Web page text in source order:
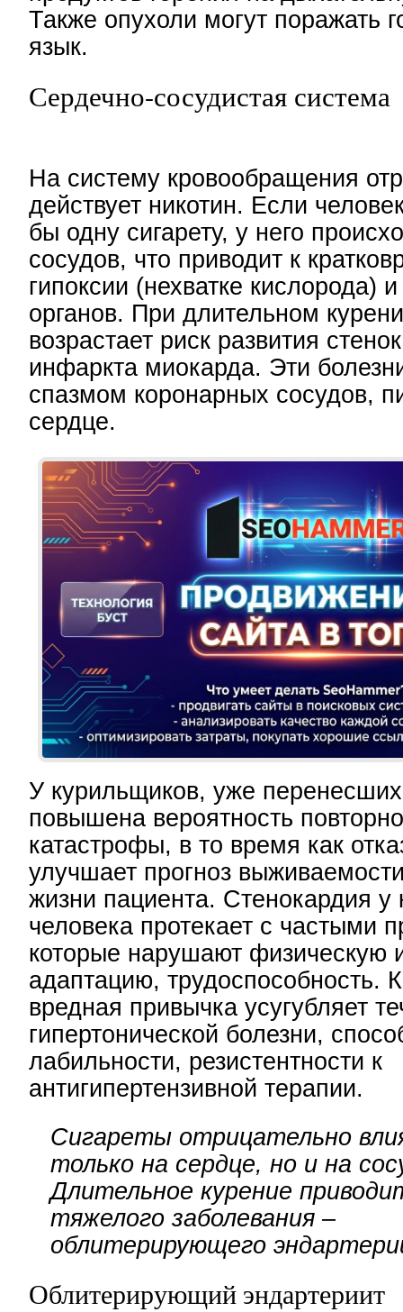
Также опухоли могут поражать
язык.
Сердечно-сосудистая система
На систему кровообращения
действует никотин. Если
бы одну сигарету, у него
сосудов, что приводит к
гипоксии (нехватке кислорода)
органов. При длительном
возрастает риск развития
инфаркта миокарда. Эти
спазмом коронарных сосудов,
сердце.
У курильщиков, уже
повышена вероятность
катастрофы, в то время как
улучшает прогноз
жизни пациента. Стенокардия у
человека протекает с частыми
которые нарушают физическую
адаптацию, трудоспособность.
вредная привычка усугубляет
гипертонической болезни,
лабильности, резистентности к
антигипертензивной терапии.
Сигареты отрицательно
только на сердце, но и на
Длительное курение
тяжелого заболевания –
облитерирующего
Облитерирующий эндартериит